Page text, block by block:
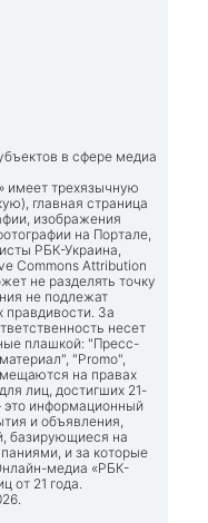
в сфере медиа
имеет трехязычную
главная страница
изображения
на Портале,
РБК-Украина,
Commons Attribution
не разделять точку
не подлежат
За
несет
плашкой: "Пресс-
"Promo",
на правах
лиц, достигших 21-
это информационный
и объявления,
базирующиеся на
и за которые
медиа «РБК-
от 21 года.